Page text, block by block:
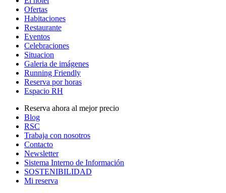
Ofertas
Habitaciones
Restaurante
Eventos
Celebraciones
Situacion
Galeria de imágenes
Running Friendly
Reserva por horas
Espacio RH
Reserva ahora al mejor precio
Blog
RSC
Trabaja con nosotros
Contacto
Newsletter
Sistema Interno de Información
SOSTENIBILIDAD
Mi reserva